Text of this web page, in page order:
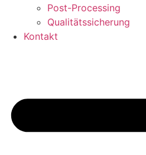
Post-Processing
Qualitätssicherung
Kontakt